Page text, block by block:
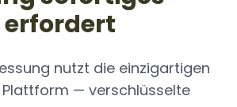
erfordert
nutzt die einzigartigen
Plattform — verschlüsselte